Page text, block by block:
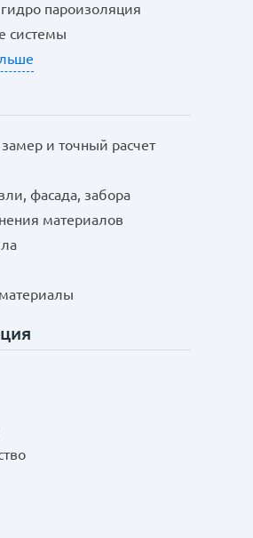
пароизоляция
системы
и точный расчет
фасада, забора
материалов